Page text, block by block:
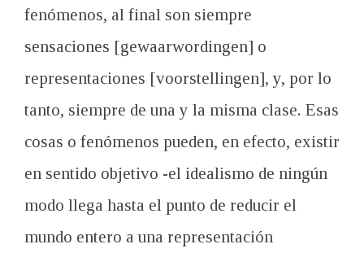
fenómenos, al final son siempre
sensaciones [gewaarwordingen] o
representaciones [voorstellingen], y, por lo
tanto, siempre de una y la misma clase. Esas
cosas o fenómenos pueden, en efecto, existir
en sentido objetivo -el idealismo de ningún
modo llega hasta el punto de reducir el
mundo entero a una representación